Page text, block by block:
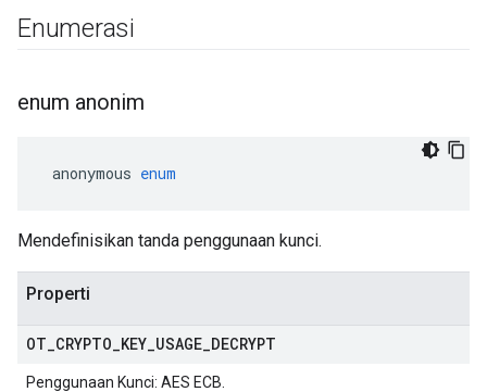
Enumerasi
enum anonim
anonymous enum
Mendefinisikan tanda penggunaan kunci.
Properti
OT CRYPTO KEY USAGE DECRYPT
Penggunaan Kunci: AES ECB.